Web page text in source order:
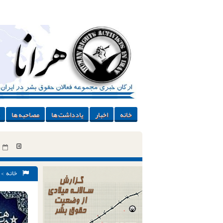
خانه اخبار یادداشت ها مصاحبه ها
خانه >